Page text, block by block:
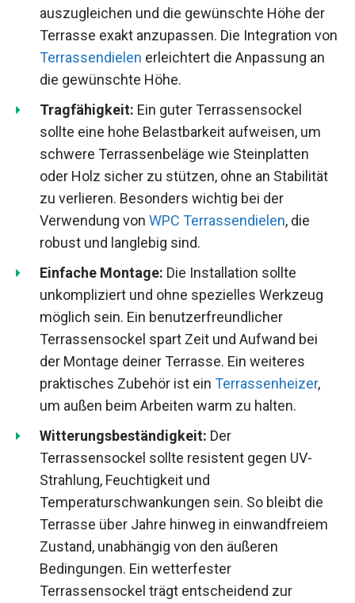
auszugleichen und die gewünschte Höhe der
Terrasse exakt anzupassen. Die Integration von
Terrassendielen erleichtert die Anpassung an
die gewünschte Höhe.
Tragfähigkeit: Ein guter Terrassensockel
sollte eine hohe Belastbarkeit aufweisen, um
schwere Terrassenbeläge wie Steinplatten
oder Holz sicher zu stützen, ohne an Stabilität
zu verlieren. Besonders wichtig bei der
Verwendung von WPC Terrassendielen, die
robust und langlebig sind.
Einfache Montage: Die Installation sollte
unkompliziert und ohne spezielles Werkzeug
möglich sein. Ein benutzerfreundlicher
Terrassensockel spart Zeit und Aufwand bei
der Montage deiner Terrasse. Ein weiteres
praktisches Zubehör ist ein Terrassenheizer,
um außen beim Arbeiten warm zu halten.
Witterungsbeständigkeit: Der
Terrassensockel sollte resistent gegen UV-
Strahlung, Feuchtigkeit und
Temperaturschwankungen sein. So bleibt die
Terrasse über Jahre hinweg in einwandfreiem
Zustand, unabhängig von den äußeren
Bedingungen. Ein wetterfester
Terrassensockel trägt entscheidend zur